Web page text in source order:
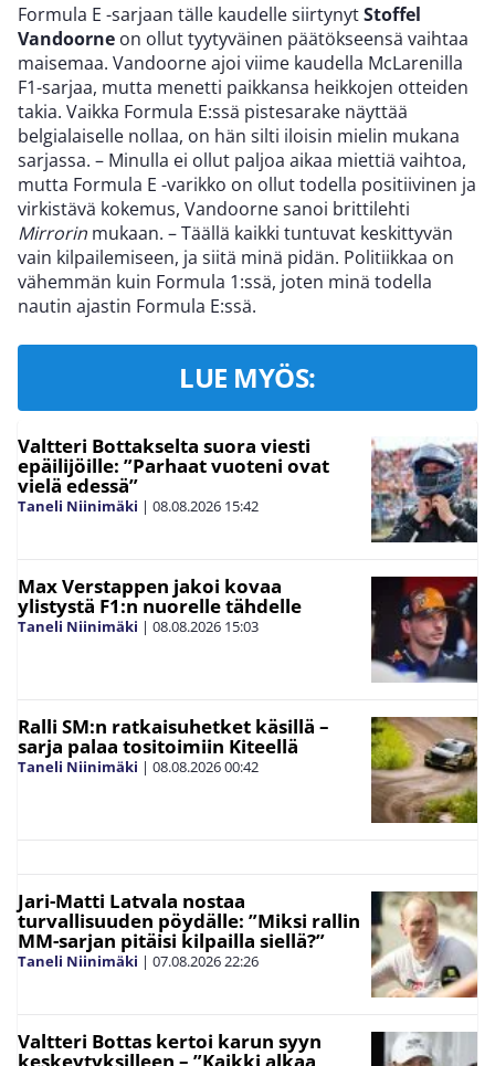
Formula E -sarjaan tälle kaudelle siirtynytStoffel
Vandoorne on ollut tyytyväinen päätökseensä vaihtaa
maisemaa. Vandoorne ajoi viime kaudella McLarenilla
F1-sarjaa, mutta menetti paikkansa heikkojen otteiden
takia. Vaikka Formula E:ssä pistesarake näyttää
belgialaiselle nollaa, on hän silti iloisin mielin mukana
sarjassa. – Minulla ei ollut paljoa aikaa miettiä vaihtoa,
mutta Formula E -varikko on ollut todella positiivinen ja
virkistävä kokemus, Vandoorne sanoi brittilehti
Mirrorin mukaan. – Täällä kaikki tuntuvat keskittyvän
vain kilpailemiseen, ja siitä minä pidän. Politiikkaa on
vähemmän kuin Formula 1:ssä, joten minä todella
nautin ajastin Formula E:ssä.
LUE MYÖS:
Valtteri Bottakselta suora viesti
epäilijöille: ”Parhaat vuoteni ovat
vielä edessä”
Taneli Niinimäki | 08.08.2026 15:42
Max Verstappen jakoi kovaa
ylistystä F1:n nuorelle tähdelle
Taneli Niinimäki | 08.08.2026 15:03
Ralli SM:n ratkaisuhetket käsillä –
sarja palaa tositoimiin Kiteellä
Taneli Niinimäki | 08.08.202600:42
Jari-Matti Latvala nostaa
turvallisuuden pöydälle: ”Miksi rallin
MM-sarjan pitäisi kilpailla siellä?”
Taneli Niinimäki | 07.08.2026 22:26
Valtteri Bottas kertoi karun syyn
keskeytyksilleen – ”Kaikki alkaa